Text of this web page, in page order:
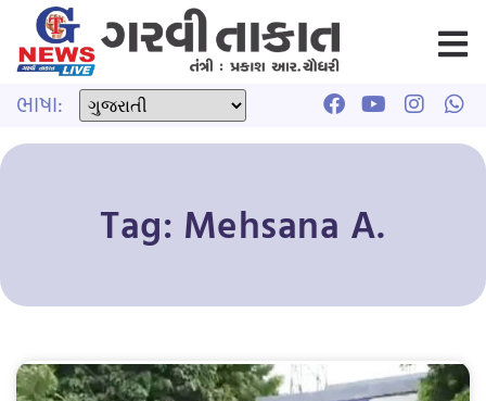
ભાષા:
Tag: Mehsana A.